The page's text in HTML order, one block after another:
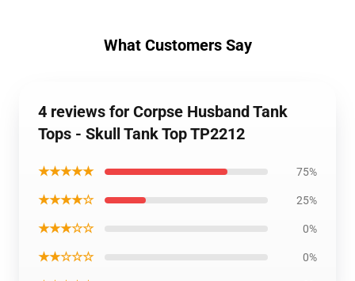
What Customers Say
4 reviews for Corpse Husband Tank
Tops - Skull Tank Top TP2212
★★★★★ 75%
★★★★☆ 25%
★★★☆☆ 0%
★★☆☆☆ 0%